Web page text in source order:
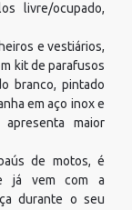
livre/ocupado,
e vestiários,
kit de parafusos
branco, pintado
em aço inox e
maior
de motos, é
já vem com a
durante o seu